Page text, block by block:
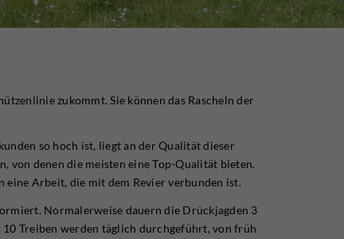
zukommt. Sie können das Rascheln der
so hoch ist, liegt an der Qualität dieser
von denen die meisten eine Top-Qualität bieten.
eine Arbeit, die mit dem Revier verbunden ist.
Normalerweise dauern die Drückjagden 3
10 Treiben werden täglich durchgeführt, von früh